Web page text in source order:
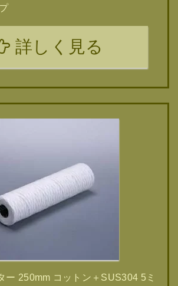
詳しく見る
ー 250mm コットン＋SUS304 5ミ